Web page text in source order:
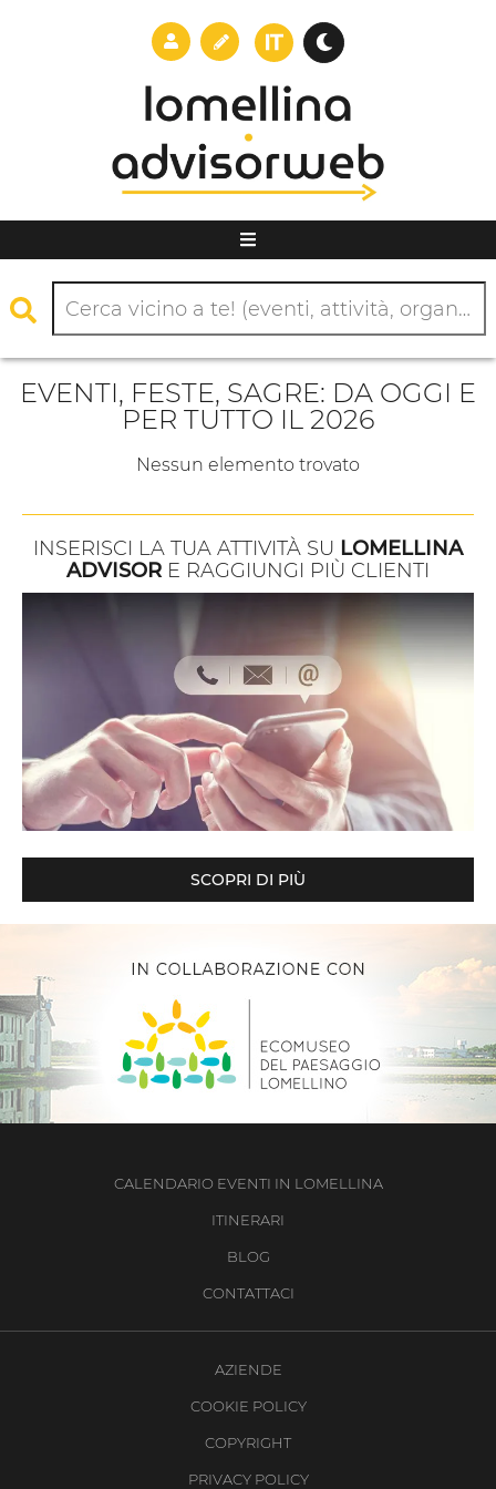
EVENTI, FESTE, SAGRE: DA OGGI E
PER TUTTO IL 2026
Nessun elemento trovato
INSERISCI LA TUA ATTIVITÀ SU LOMELLINA
ADVISOR E RAGGIUNGI PIÙ CLIENTI
SCOPRI DI PIÙ
CALENDARIO EVENTI IN LOMELLINA
ITINERARI
BLOG
CONTATTACI
AZIENDE
COOKIE POLICY
COPYRIGHT
PRIVACY POLICY